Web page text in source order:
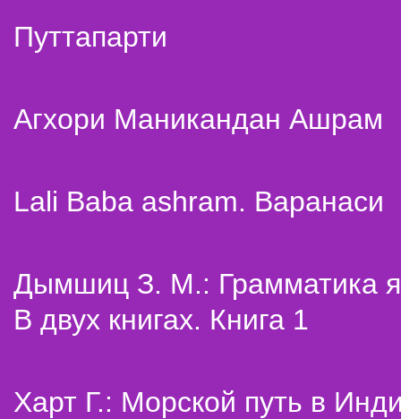
Путтапарти
Агхори Маникандан Ашрам
Lali Baba ashram. Варанаси
Дымшиц З. М.: Грамматика
В двух книгах. Книга 1
Харт Г.: Морской путь в